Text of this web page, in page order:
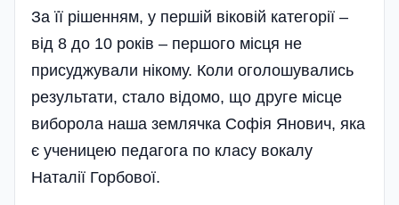
За її рішенням, у першій віковій категорії –
від 8 до 10 років – першого місця не
присуджували нікому. Коли оголошувались
результати, стало відомо, що друге місце
виборола наша землячка Софія Янович, яка
є ученицею педагога по класу вокалу
Наталії Горбової.